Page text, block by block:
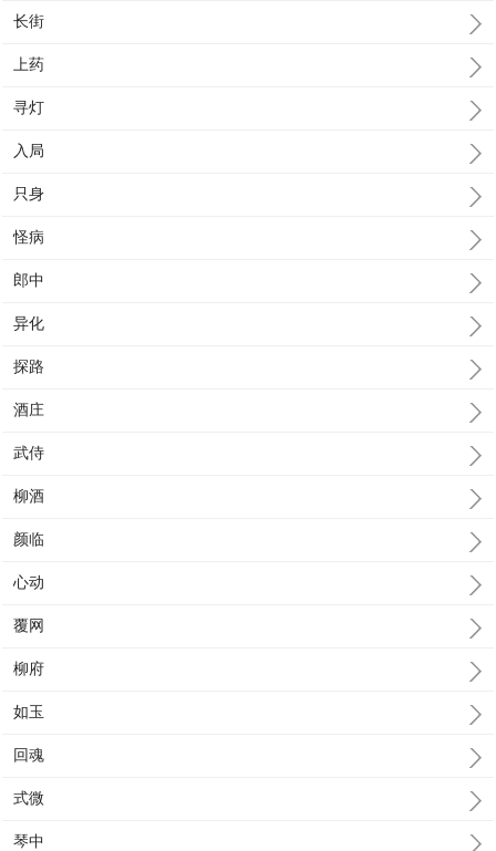
长街
上药
寻灯
入局
只身
怪病
郎中
异化
探路
酒庄
武侍
柳酒
颜临
心动
覆网
柳府
如玉
回魂
式微
琴中